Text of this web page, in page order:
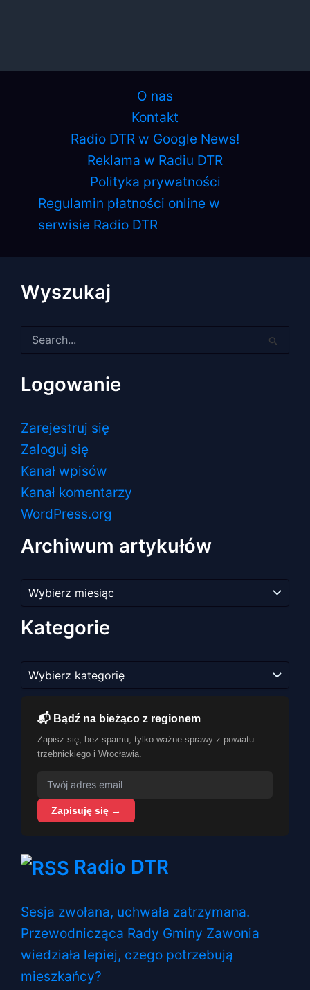
O nas
Kontakt
Radio DTR w Google News!
Reklama w Radiu DTR
Polityka prywatności
Regulamin płatności online w
serwisie Radio DTR
Wyszukaj
dla:
Logowanie
Zarejestruj się
Zaloguj się
Kanał wpisów
Kanał komentarzy
WordPress.org
Archiwum artykułów
artykułów
Kategorie
📬 Bądź na bieżąco z regionem
Zapisz się, bez spamu, tylko ważne sprawy z powiatu
trzebnickiego i Wrocławia.
Zapisuję się →
Radio DTR
Sesja zwołana, uchwała zatrzymana.
Przewodnicząca Rady Gminy Zawonia
wiedziała lepiej, czego potrzebują
mieszkańcy?